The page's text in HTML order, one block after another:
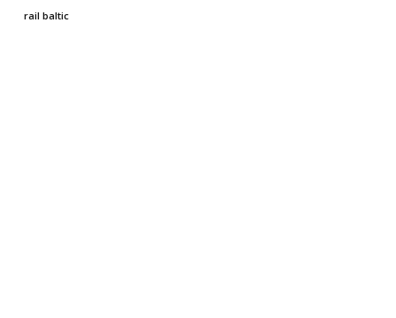
rail baltic